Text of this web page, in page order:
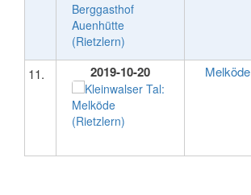
11. 2019-10-20 Melköde